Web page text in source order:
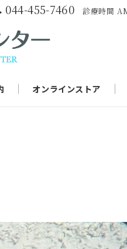
044-455-7460 診療時間
オンラインストア